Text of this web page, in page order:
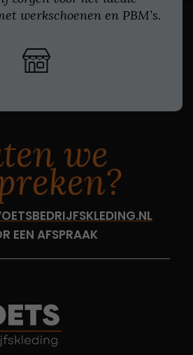
werkschoenen en PBM’s.
we
EEN AFSPRAAK